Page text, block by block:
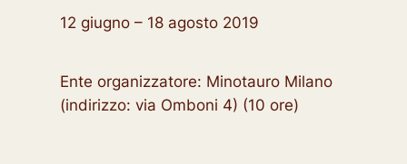
12 giugno – 18 agosto 2019
Ente organizzatore: Minotauro Milano
(indirizzo: via Omboni 4) (10 ore)